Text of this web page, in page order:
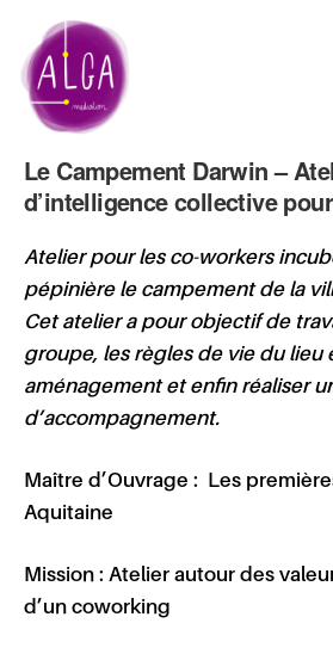
Le Campement Darwin –
d’intelligence collective
Atelier pour les co-workers
pépinière le campement de la
Cet atelier a pour objectif de
groupe, les règles de vie du lieu
aménagement et enfin réaliser
d’accompagnement.
Maître d’Ouvrage : Les
Aquitaine
Mission :Atelier autour des
d’un coworking